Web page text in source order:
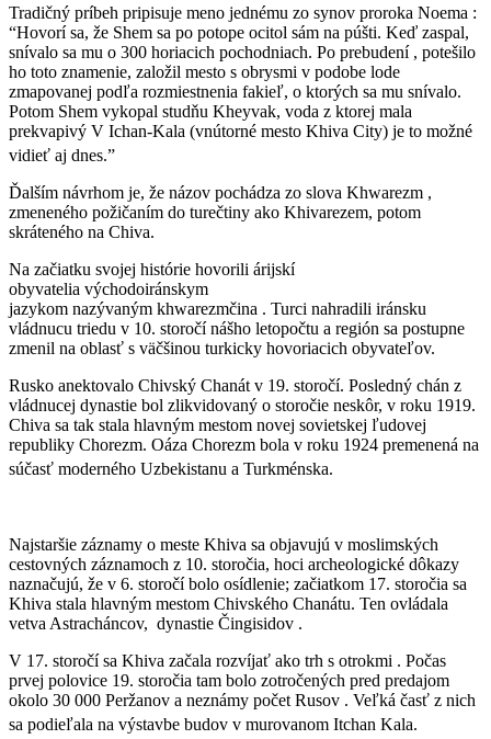
Tradičný príbeh pripisuje meno jednému zo synov proroka Noema :
“Hovorí sa, že Shem sa po potope ocitol sám na púšti. Keď zaspal,
snívalo sa mu o 300 horiacich pochodniach. Po prebudení , potešilo
ho toto znamenie, založil mesto s obrysmi v podobe lode
zmapovanej podľa rozmiestnenia fakieľ, o ktorých sa mu snívalo.
Potom Shem vykopal studňu Kheyvak, voda z ktorej mala
prekvapivý V Ichan-Kala (vnútorné mesto Khiva City) je to možné
vidieť aj dnes.”
Ďalším návrhom je, že názov pochádza zo slova Khwarezm ,
zmeneného požičaním do turečtiny ako Khivarezem, potom
skráteného na Chiva.
Na začiatku svojej histórie hovorili árijskí
obyvatelia východoiránskym
jazykom nazývaným khwarezmčina . Turci nahradili iránsku
vládnucu triedu v 10. storočí nášho letopočtu a región sa postupne
zmenil na oblasť s väčšinou turkicky hovoriacich obyvateľov.
Rusko anektovalo Chivský Chanát v 19. storočí. Posledný chán z
vládnucej dynastie bol zlikvidovaný o storočie neskôr, v roku 1919.
Chiva sa tak stala hlavným mestom novej sovietskej ľudovej
republiky Chorezm. Oáza Chorezm bola v roku 1924 premenená na
súčasť moderného Uzbekistanu a Turkménska.
Najstaršie záznamy o meste Khiva sa objavujú v moslimských
cestovných záznamoch z 10. storočia, hoci archeologické dôkazy
naznačujú, že v 6. storočí bolo osídlenie; začiatkom 17. storočia sa
Khiva stala hlavným mestom Chivského Chanátu. Ten ovládala
vetva Astracháncov, dynastie Čingisidov .
V 17. storočí sa Khiva začala rozvíjať ako trh s otrokmi . Počas
prvej polovice 19. storočia tam bolo zotročených pred predajom
okolo 30 000 Peržanov a neznámy počet Rusov . Veľká časť z nich
sa podieľala na výstavbe budov v murovanom Itchan Kala.